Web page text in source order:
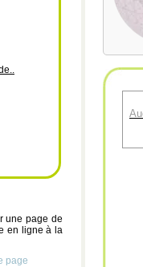
une page de
en ligne à la
page